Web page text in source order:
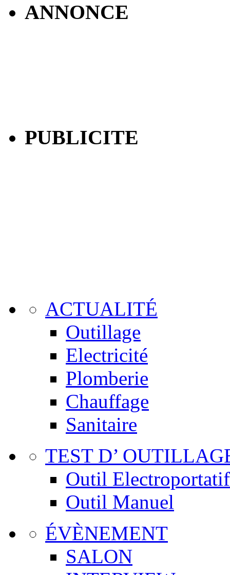
ANNONCE
PUBLICITE
ACTUALITÉ
Outillage
Electricité
Plomberie
Chauffage
Sanitaire
TEST D’
Outil Electroportatif
Outil Manuel
ÉVÈNEMENT
SALON